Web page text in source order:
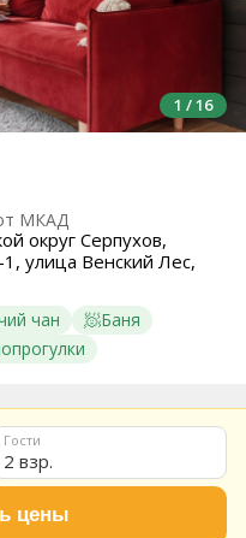
1 / 16
МКАД
округ Серпухов,
улица Венский Лес,
чан 🧖Баня
Гости
2 взр.